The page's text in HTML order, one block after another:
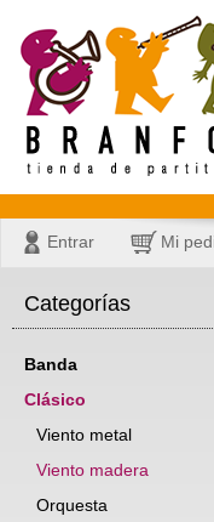
Entrar Mi
Categorías
Banda
Clásico
Viento metal
Viento madera
Orquesta